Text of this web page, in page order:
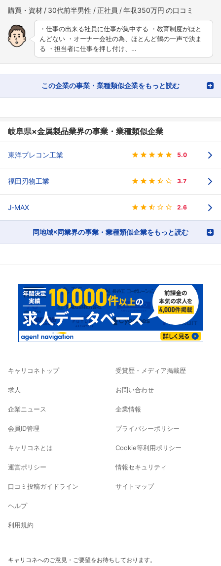
購買・資材 30代前半男性 正社員 年収350万円
・仕事の出来る社員に仕事が集中する ・教育制度がほと
んどない ・オーナー会社の為、ほとんど鶴の一声で決ま
る ・担当者に仕事を押し付け、…
この企業の事業・業種類似企業をもっと読む
岐阜県×金属製品業界の事業・業種類似企業
東洋プレコン工業 5.0
福田刃物工業 3.7
J‐MAX 2.6
同地域×同業界の事業・業種類似企業をもっと読む
キャリコネトップ
求人
企業ニュース
会員ID管理
キャリコネとは
運営ポリシー
口コミ投稿ガイドライン
ヘルプ
利用規約
受賞歴・メディア掲載歴
お問い合わせ
企業情報
プライバシーポリシー
Cookie等利用ポリシー
情報セキュリティ
サイトマップ
キャリコネへのご意見・ご要望をお待ちしております。